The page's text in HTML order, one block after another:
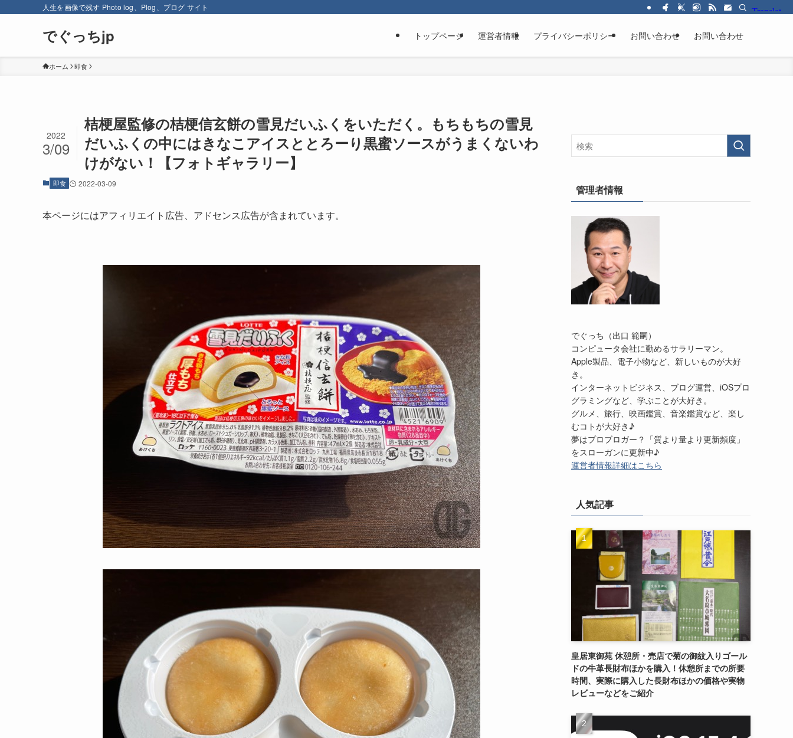
人生を画像で残す Photo log、Plog、プログ サイト
でぐっちjp トップページ 運営者情報 プライバシーポリシー お問い合わせ お問い合わせ
ホーム 即食
桔梗屋監修の桔梗信玄餅の雪見だいふくをいただく。もちもちの雪見
だいふくの中にはきなこアイスととろーり黒蜜ソースがうまくないわ
けがない！【フォトギャラリー】
2022
3/09
即食 2022-03-09
本ページにはアフィリエイト広告、アドセンス広告が含まれています。
管理者情報
でぐっち（出口 範嗣）
コンピュータ会社に勤めるサラリーマン。
Apple製品、電子小物など、新しいものが大好
き。
インターネットビジネス、ブログ運営、iOSプロ
グラミングなど、学ぶことが大好き。
グルメ、旅行、映画鑑賞、音楽鑑賞など、楽し
むコトが大好き♪
夢はプロブロガー？「質より量より更新頻度」
をスローガンに更新中♪
運営者情報詳細はこちら
人気記事
皇居東御苑 休憩所・売店で菊の御紋入りゴール
ドの牛革長財布ほかを購入！休憩所までの所要
時間、実際に購入した長財布ほかの価格や実物
レビューなどをご紹介